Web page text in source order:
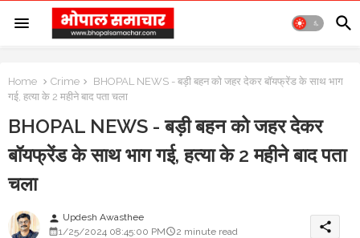
Home Crime
BHOPAL NEWS - बड़ी बहन को जहर देकर बॉयफ्रेंड के साथ भाग
गई, हत्या के 2 महीने बाद पता चला
BHOPAL NEWS - बड़ी बहन को जहर देकर
बॉयफ्रेंड के साथ भाग गई, हत्या के 2 महीने बाद पता
चला
person Updesh Awasthee
1/25/2024 08:45:00 PM
2 minute read share